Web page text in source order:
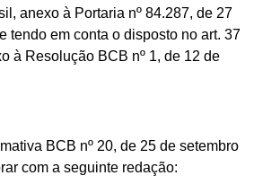
anexo à Portaria nº 84.287, de 27
tendo em conta o disposto no art. 37
à Resolução BCB nº 1, de 12 de
BCB nº 20, de 25 de setembro
com a seguinte redação: